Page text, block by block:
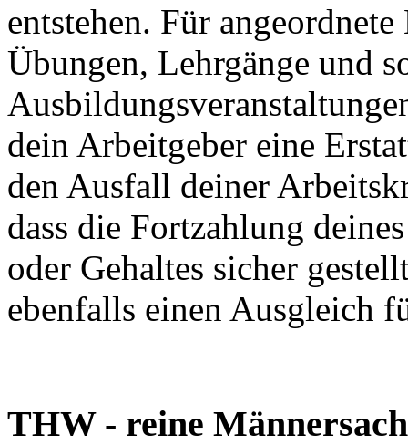
entstehen. Für angeordnete
Übungen, Lehrgänge und
dein Arbeitgeber eine
den Ausfall deiner
dass die Fortzahlung
oder Gehaltes sicher
ebenfalls einen Ausgleich
THW - reine